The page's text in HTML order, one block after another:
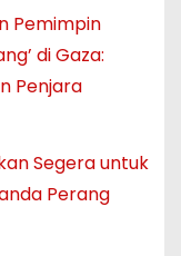
Pemimpin
di Gaza:
Penjara
Segera untuk
Perang